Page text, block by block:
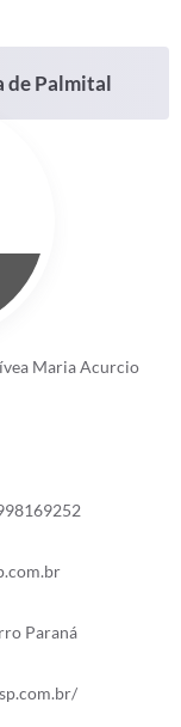
de Palmital
Maria Acurcio
Paraná